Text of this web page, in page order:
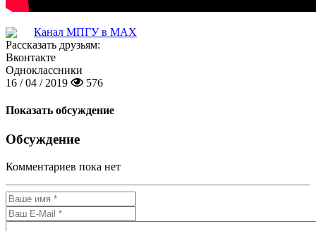
Канал МПГУ в MAX
Рассказать друзьям:
Вконтакте
Одноклассники
16 / 04 / 2019
576
Показать обсуждение
Обсуждение
Комментариев пока нет